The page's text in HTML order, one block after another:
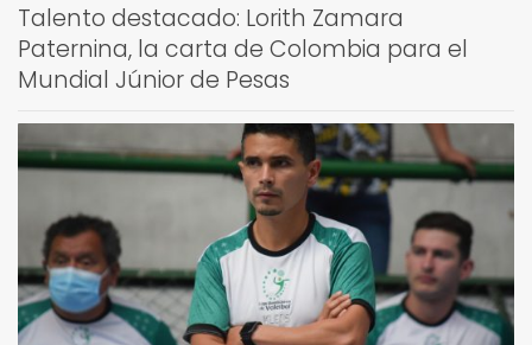
Talento destacado: Lorith Zamara
Paternina, la carta de Colombia para el
Mundial Júnior de Pesas